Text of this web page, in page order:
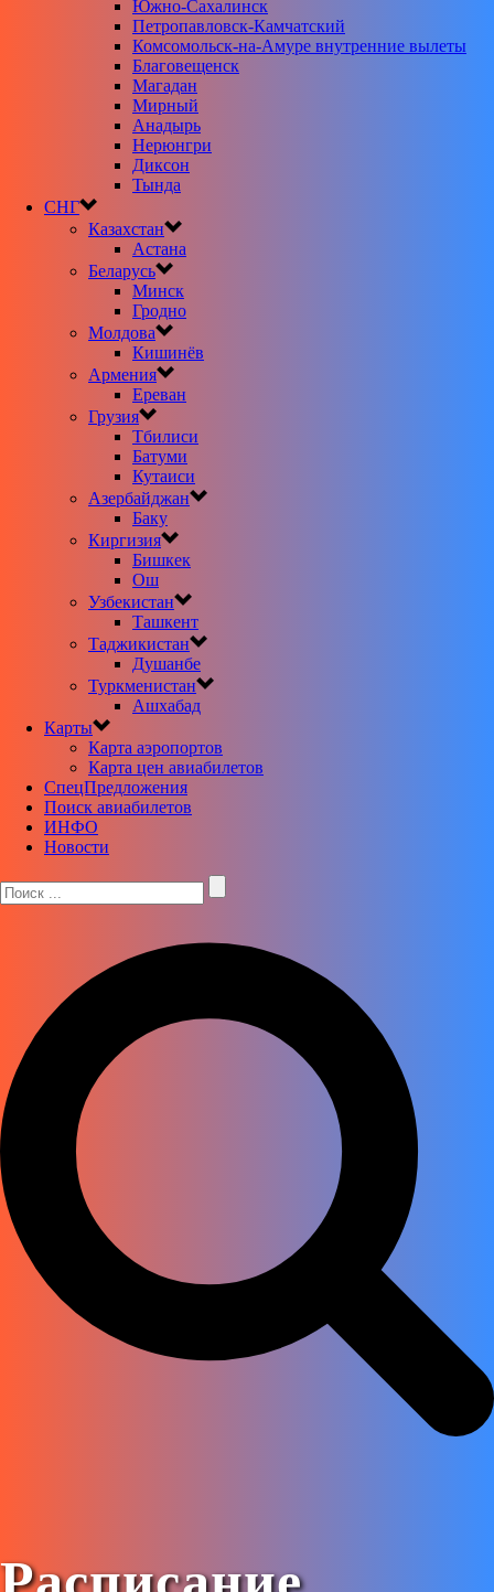
Южно-Сахалинск
Петропавловск-Камчатский
Комсомольск-на-Амуре внутренние вылеты
Благовещенск
Магадан
Мирный
Анадырь
Нерюнгри
Диксон
Тында
СНГ
Казахстан
Астана
Беларусь
Минск
Гродно
Молдова
Кишинёв
Армения
Ереван
Грузия
Тбилиси
Батуми
Кутаиси
Азербайджан
Баку
Киргизия
Бишкек
Ош
Узбекистан
Ташкент
Таджикистан
Душанбе
Туркменистан
Ашхабад
Карты
Карта аэропортов
Карта цен авиабилетов
CпецПредложения
Поиск авиабилетов
ИНФО
Новости